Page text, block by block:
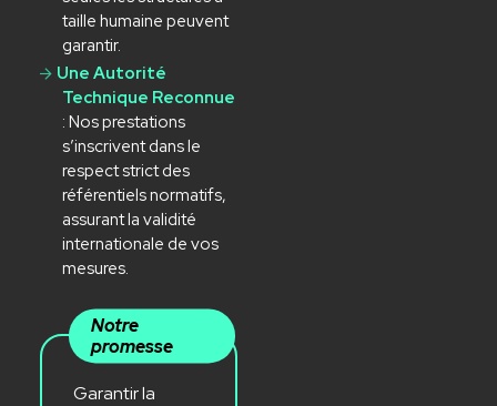
taille humaine peuvent
garantir.
Une Autorité
Technique Reconnue
: Nos prestations
s’inscrivent dans le
respect strict des
référentiels normatifs,
assurant la validité
internationale de vos
mesures.
Notre
promesse
Garantir la